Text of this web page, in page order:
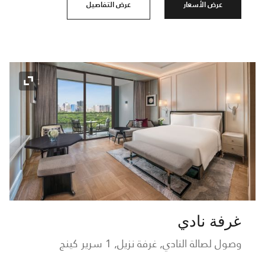
عرض الأسعار عرض التفاصيل
رمز
غرفة نادي
وصول لصالة النادي, غرفة نزيل, 1 سرير كينج